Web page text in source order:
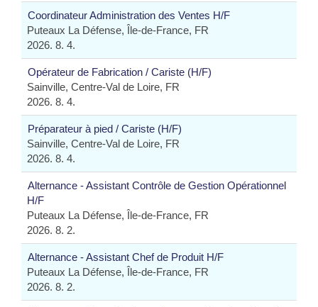
Coordinateur Administration des Ventes H/F
Puteaux La Défense, Île-de-France, FR
2026. 8. 4.
Opérateur de Fabrication / Cariste (H/F)
Sainville, Centre-Val de Loire, FR
2026. 8. 4.
Préparateur à pied / Cariste (H/F)
Sainville, Centre-Val de Loire, FR
2026. 8. 4.
Alternance - Assistant Contrôle de Gestion Opérationnel
H/F
Puteaux La Défense, Île-de-France, FR
2026. 8. 2.
Alternance - Assistant Chef de Produit H/F
Puteaux La Défense, Île-de-France, FR
2026. 8. 2.